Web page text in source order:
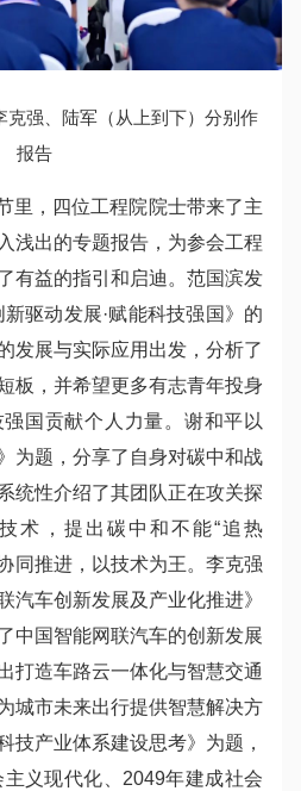
克强、陆军（从上到下）分别作
报告
里，四位工程院院士带来了主
浅出的专题报告，为参会工程
有益的指引和启迪。范国滨发
驱动发展·赋能科技强国》的
发展与实际应用出发，分析了
板，并希望更多有志青年投身
国贡献个人力量。谢和平以
为题，分享了自身对碳中和战
统性介绍了其团队正在攻关探
术，提出碳中和不能“追热
同推进，以技术为王。李克强
汽车创新发展及产业化推进》
中国智能网联汽车的创新发展
打造车路云一体化与智慧交通
城市未来出行提供智慧解决方
技产业体系建设思考》为题，
义现代化、2049年建成社会